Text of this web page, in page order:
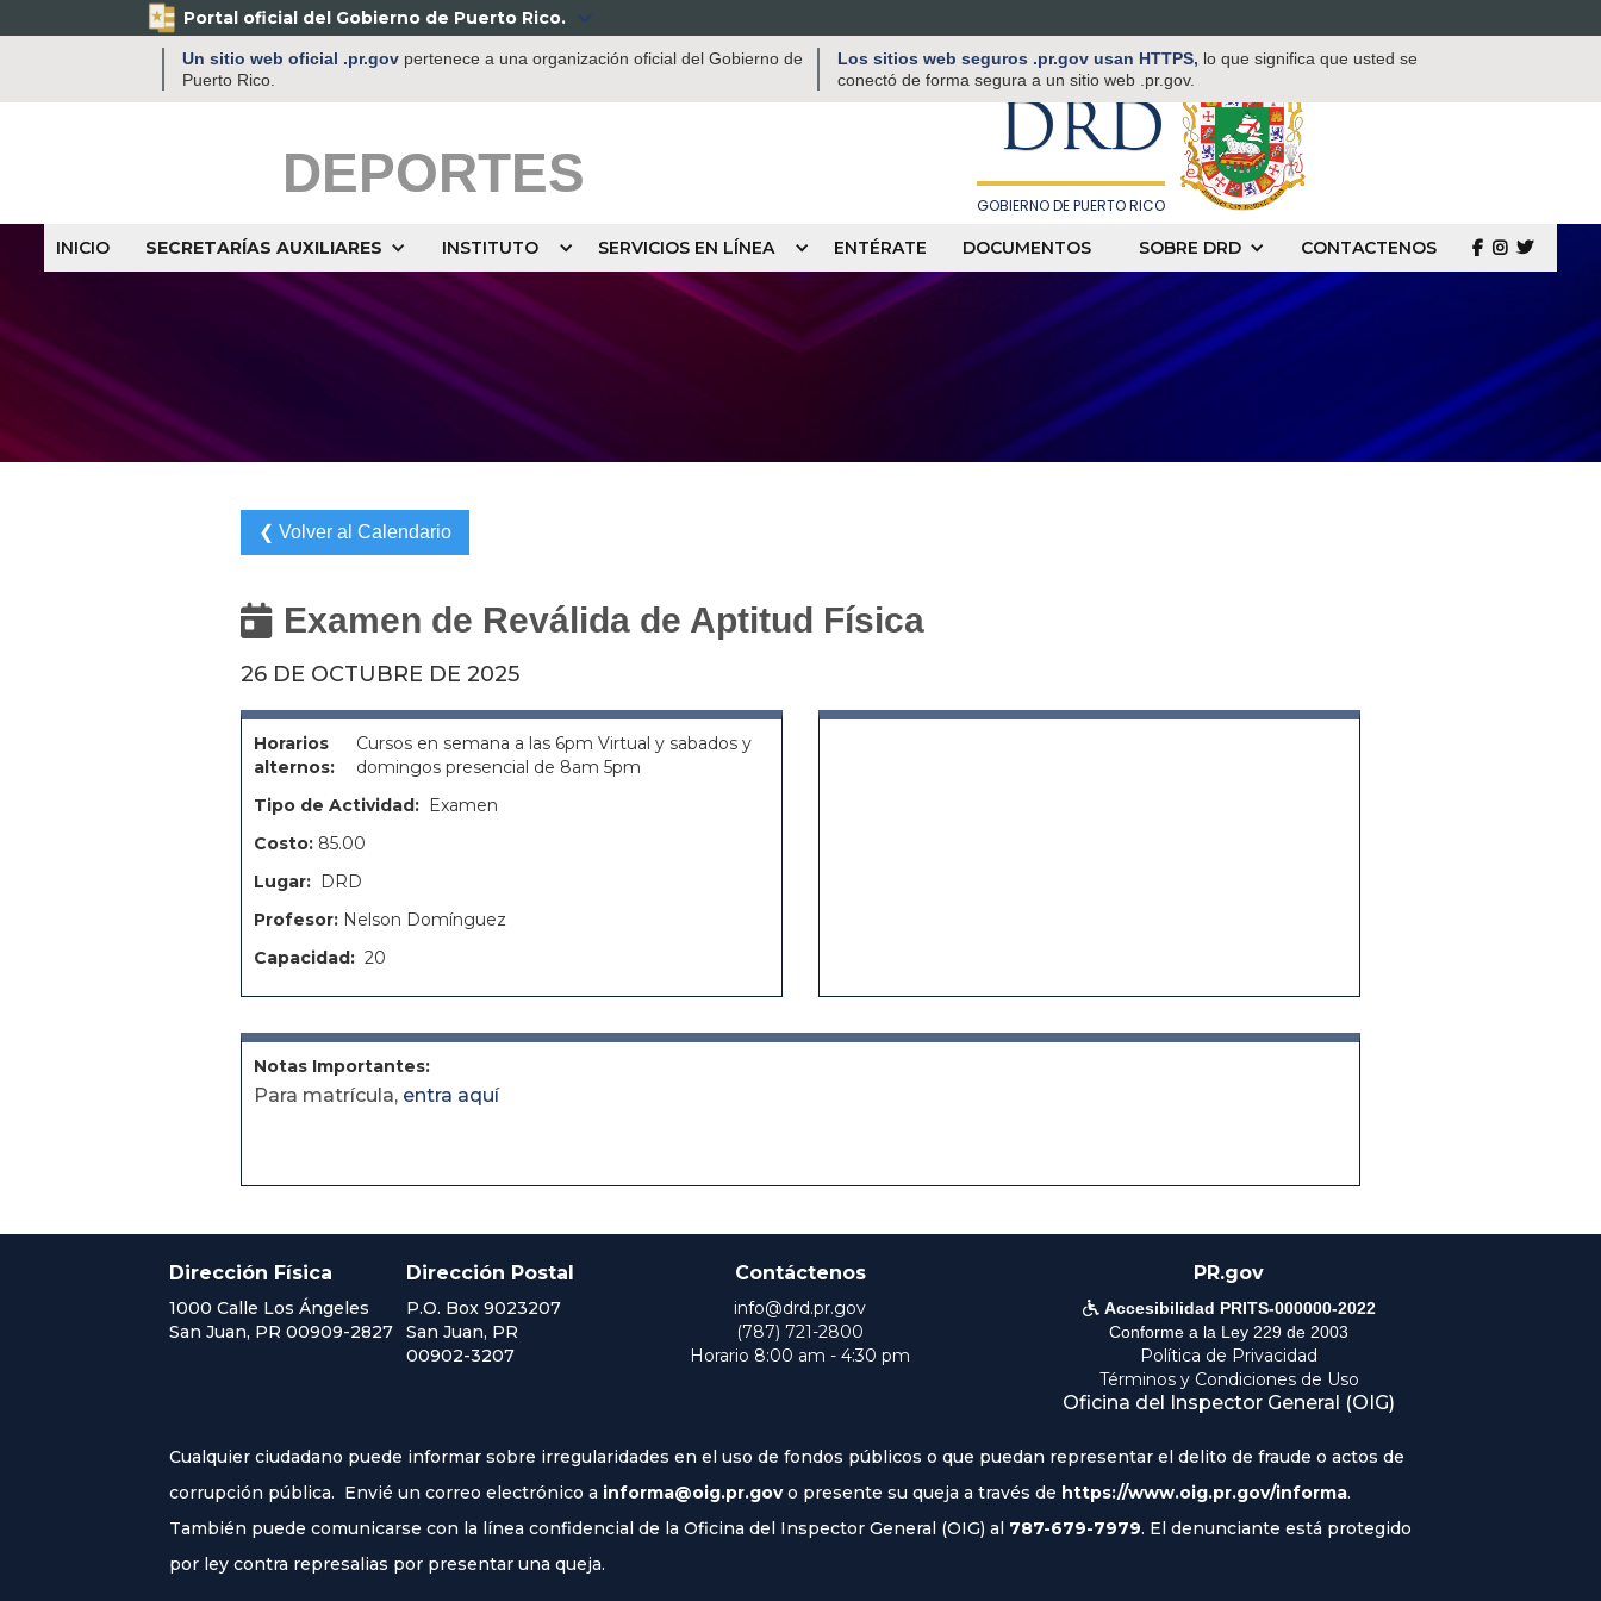
Portal oficial del Gobierno de Puerto Rico. 
Un sitio web oficial .pr.gov pertenece a una organización oficial del Gobierno de
Puerto Rico.
Los sitios web seguros .pr.gov usan HTTPS, lo que significa que usted se
conectó de forma segura a un sitio web .pr.gov.
DEPORTES
DEPARTAMENTO DE
RECREACIÓN Y DEPORTES
DRD
GOBIERNO DE PUERTO RICO
INICIO SECRETARÍAS AUXILIARES INSTITUTO SERVICIOS EN LÍNEA ENTÉRATE DOCUMENTOS SOBRE DRD CONTACTENOS   
❮ Volver al Calendario
 Examen de Reválida de Aptitud Física
26 DE OCTUBRE DE 2025
Horarios
alternos:
Cursos en semana a las 6pm Virtual y sabados y
domingos presencial de 8am 5pm
Tipo de Actividad: Examen
Costo: 85.00
Lugar: DRD
Profesor: Nelson Domínguez
Capacidad: 20
Notas Importantes:
Para matrícula, entra aquí
Dirección Física
1000 Calle Los Ángeles
San Juan, PR 00909-2827
Dirección Postal
P.O. Box 9023207
San Juan, PR
00902-3207
Contáctenos
info@drd.pr.gov
(787) 721-2800
Horario 8:00 am - 4:30 pm
PR.gov
 Accesibilidad PRITS-000000-2022
Conforme a la Ley 229 de 2003
Política de Privacidad
Términos y Condiciones de Uso
Oficina del Inspector General (OIG)
Cualquier ciudadano puede informar sobre irregularidades en el uso de fondos públicos o que puedan representar el delito de fraude o actos de
corrupción pública. Envié un correo electrónico a informa@oig.pr.govo presente su queja a través de https://www.oig.pr.gov/informa.
También puede comunicarse con la línea confidencial de la Oficina del Inspector General (OIG) al 787-679-7979. El denunciante está protegido
por ley contra represalias por presentar una queja.